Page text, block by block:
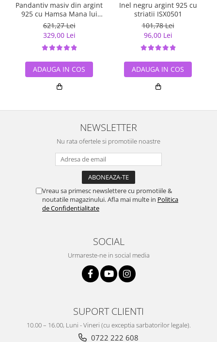
Pandantiv masiv din argint
925 cu Hamsa Mana lui
Fatima
621,27 Lei
329,00 Lei
ADAUGA IN COS
Inel negru argint 925 cu
striatii ISX0501
101,78 Lei
96,00 Lei
ADAUGA IN COS
NEWSLETTER
Nu rata ofertele si promotiile noastre
Vreau sa primesc newslettere cu promotiile &
noutatile magazinului. Afla mai multe in Politica
de Confidentialitate
SOCIAL
Urmareste-ne in social media
SUPORT CLIENTI
10.00 – 16.00, Luni - Vineri (cu exceptia sarbatorilor legale).
0722 222 608